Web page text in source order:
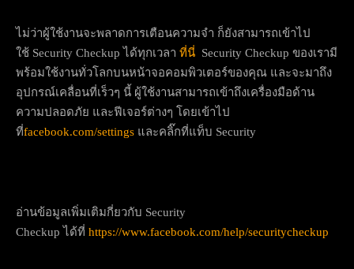
ไม่ว่าผู้ใช้งานจะพลาดการเตือนความจำ ก็ยังสามารถเข้าไป
ใช้ Security Checkup ได้ทุกเวลา ที่นี่ Security Checkup ของเรามี
พร้อมใช้งานทั่วโลกบนหน้าจอคอมพิวเตอร์ของคุณ และจะมาถึง
อุปกรณ์เคลื่อนที่เร็วๆ นี้ ผู้ใช้งานสามารถเข้าถึงเครื่องมือด้าน
ความปลอดภัย และฟีเจอร์ต่างๆ โดยเข้าไป
ที่facebook.com/settings และคลิ๊กที่แท็บ Security
อ่านข้อมูลเพิ่มเติมกี่ยวกับ Security
Checkup ได้ที่ https://www.facebook.com/help/securitycheckup